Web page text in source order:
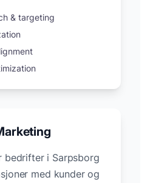
& targeting
bedrifter i Sarpsborg
med kunder og